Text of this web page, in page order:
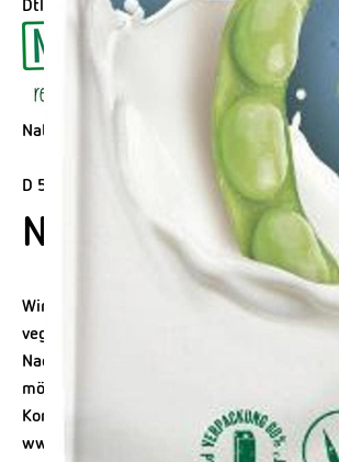
Dtl.
Natumi GmbH
D 53840 Troisdorf
Natumi: Macher
Wir bei Natumi entwickeln und
vegane Ernährung geeignet sind. Das
Nachhaltig zu denken und zu handeln
möglich von regionalen Bauern und
Kontrollnummer D-NW-D-13-2362-BC
www.hain-celestial.eu